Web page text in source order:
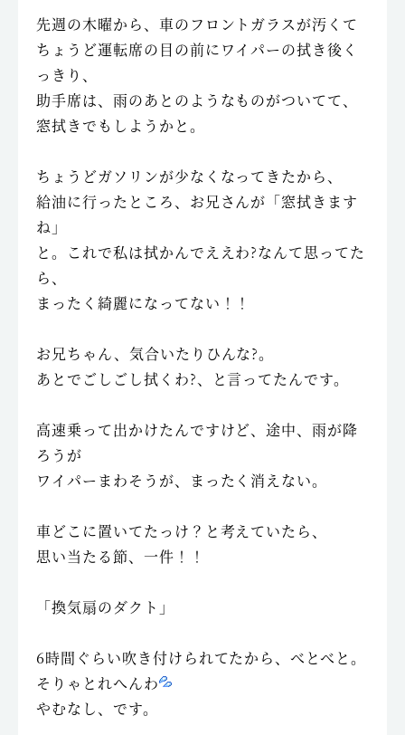
先週の木曜から、車のフロントガラスが汚くて
ちょうど運転席の目の前にワイパーの拭き後く
っきり、
助手席は、雨のあとのようなものがついてて、
窓拭きでもしようかと。
ちょうどガソリンが少なくなってきたから、
給油に行ったところ、お兄さんが「窓拭きます
ね」
と。これで私は拭かんでええわ?なんて思ってた
ら、
まったく綺麗になってない！！
お兄ちゃん、気合いたりひんな?。
あとでごしごし拭くわ?、と言ってたんです。
高速乗って出かけたんですけど、途中、雨が降
ろうが
ワイパーまわそうが、まったく消えない。
車どこに置いてたっけ？と考えていたら、
思い当たる節、一件！！
「換気扇のダクト」
6時間ぐらい吹き付けられてたから、べとべと。
そりゃとれへんわ
やむなし、です。